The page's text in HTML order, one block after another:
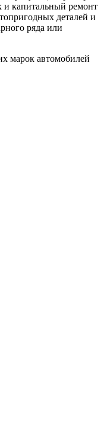
и капитальный ремонт
деталей и
ряда или
марок автомобилей